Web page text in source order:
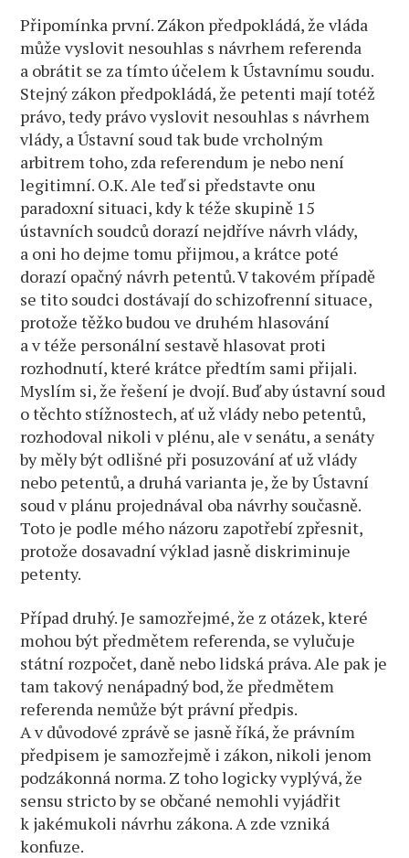
Připomínka první. Zákon předpokládá, že vláda
může vyslovit nesouhlas s návrhem referenda
a obrátit se za tímto účelem k Ústavnímu soudu.
Stejný zákon předpokládá, že petenti mají totéž
právo, tedy právo vyslovit nesouhlas s návrhem
vlády, a Ústavní soud tak bude vrcholným
arbitrem toho, zda referendum je nebo není
legitimní. O.K. Ale teď si představte onu
paradoxní situaci, kdy k téže skupině 15
ústavních soudců dorazí nejdříve návrh vlády,
a oni ho dejme tomu přijmou, a krátce poté
dorazí opačný návrh petentů. V takovém případě
se tito soudci dostávají do schizofrenní situace,
protože těžko budou ve druhém hlasování
a v téže personální sestavě hlasovat proti
rozhodnutí, které krátce předtím sami přijali.
Myslím si, že řešení je dvojí. Buď aby ústavní soud
o těchto stížnostech, ať už vlády nebo petentů,
rozhodoval nikoli v plénu, ale v senátu, a senáty
by měly být odlišné při posuzování ať už vlády
nebo petentů, a druhá varianta je, že by Ústavní
soud v plánu projednával oba návrhy současně.
Toto je podle mého názoru zapotřebí zpřesnit,
protože dosavadní výklad jasně diskriminuje
petenty.
Případ druhý. Je samozřejmé, že z otázek, které
mohou být předmětem referenda, se vylučuje
státní rozpočet, daně nebo lidská práva. Ale pak je
tam takový nenápadný bod, že předmětem
referenda nemůže být právní předpis.
A v důvodové zprávě se jasně říká, že právním
předpisem je samozřejmě i zákon, nikoli jenom
podzákonná norma. Z toho logicky vyplývá, že
sensu stricto by se občané nemohli vyjádřit
k jakémukoli návrhu zákona. A zde vzniká
konfuze.